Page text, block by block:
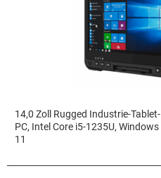
14,0 Zoll Rugged Industrie-Tablet-
PC, Intel Core i5-1235U, Windows
11